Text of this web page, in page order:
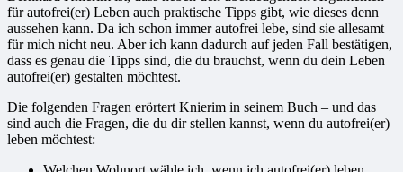
für autofrei(er) Leben auch praktische Tipps gibt, wie dieses denn
aussehen kann. Da ich schon immer autofrei lebe, sind sie allesamt
für mich nicht neu. Aber ich kann dadurch auf jeden Fall bestätigen,
dass es genau die Tipps sind, die du brauchst, wenn du dein Leben
autofrei(er) gestalten möchtest.
Die folgenden Fragen erörtert Knierim in seinem Buch – und das
sind auch die Fragen, die du dir stellen kannst, wenn du autofrei(er)
leben möchtest: